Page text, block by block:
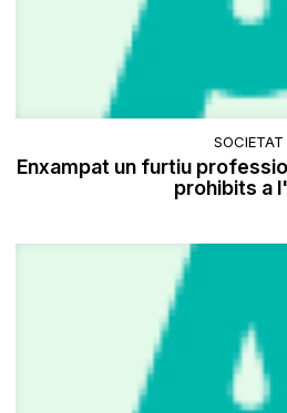
SOCIETAT
Enxampat un furtiu
prohibits a